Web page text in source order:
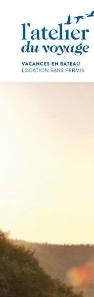
Panneau de gestion